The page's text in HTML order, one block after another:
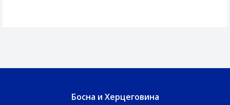
Босна и Херцеговина